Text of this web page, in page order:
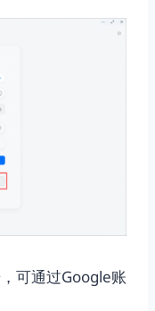
可通过Google账